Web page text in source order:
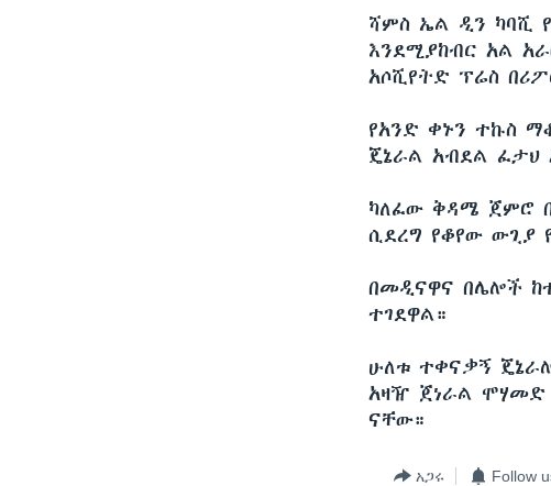
ሻምስ ኤል ዲን ካባሺ
እንደሚያከብር አል
አሶሺየትድ ፕሬስ
የአንድ ቀኑን ተኩስ
ጄኔራል አብደል ፈታህ
ካለፈው ቅዳሜ ጀምሮ
ሲደረግ የቆየው ውጊያ
በመዲናዋና በሌሎች
ተገደዋል።
ሁለቱ ተቀናቃኝ
አዛዥ ጀነራል
ናቸው።
አጋሩ Follow